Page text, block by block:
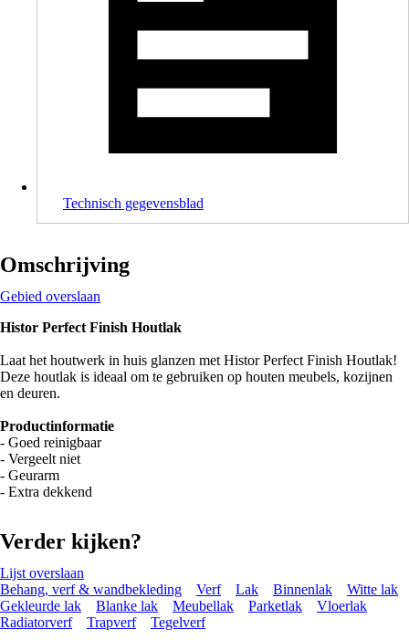
Technisch gegevensblad
Omschrijving
Gebied overslaan
Histor Perfect Finish Houtlak
Laat het houtwerk in huis glanzen met Histor Perfect Finish Houtlak!
Deze houtlak is ideaal om te gebruiken op houten meubels, kozijnen
en deuren.
Productinformatie
- Goed reinigbaar
- Vergeelt niet
- Geurarm
- Extra dekkend
Verder kijken?
Lijst overslaan
Behang, verf & wandbekleding
Verf Lak Binnenlak
Witte lak
Gekleurde lak
Blanke lak Meubellak Parketlak
Vloerlak
Radiatorverf
Trapverf Tegelverf